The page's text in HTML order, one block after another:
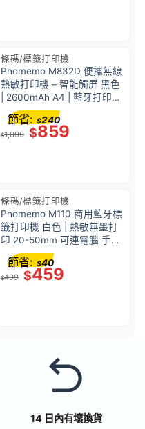
條碼/標籤打印機
Phomemo M832D 便攜無線
熱敏打印機 – 智能觸屏 黑色
| 2600mAh A4 | 藍牙打印
支援多尺寸紙張 可連手機電
腦 香港行貨 | (注意：必需配
合熱敏紙使用)
$1,099 $859
節省: $240
條碼/標籤打印機
Phomemo M110 商用藍牙標
籤打印機 白色 | 熱敏無墨打
印 20-50mm 可連電腦 手機
無線打印 充滿電可連續打印
3-4 小時 | 香港行貨
$499 $459
節省: $40
14 日內有壞換貨